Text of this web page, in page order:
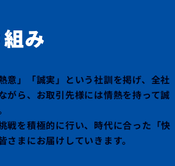
み
」「誠実」という社訓を掲げ、 全社
がら、お取引先様には情熱を持って誠
戦を積極的に行い、時代に合った「快
まにお届けしていきます。